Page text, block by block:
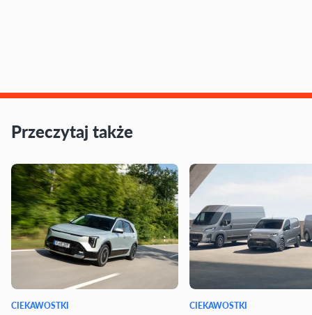
Przeczytaj także
CIEKAWOSTKI CIEKAWOSTKI